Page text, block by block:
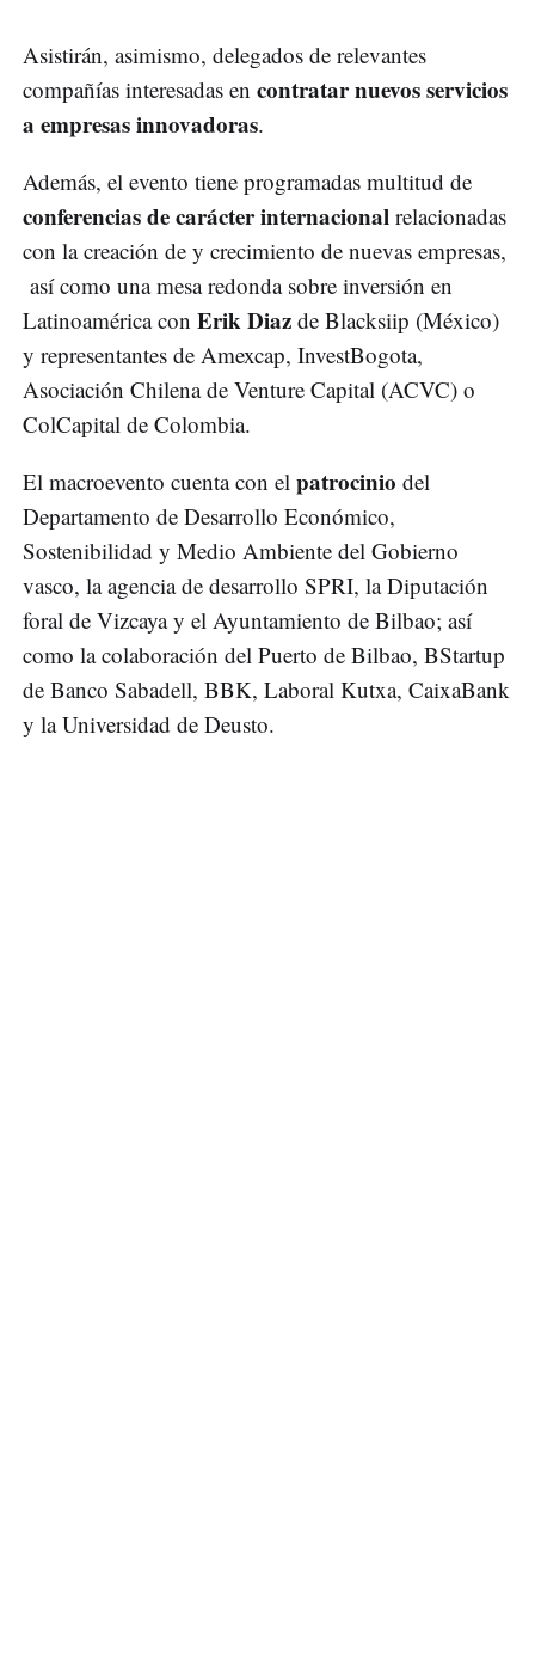
Asistirán, asimismo, delegados de relevantes
compañías interesadas en contratar nuevos servicios
a empresas innovadoras.
Además, el evento tiene programadas multitud de
conferencias de carácter internacional relacionadas
con la creación de y crecimiento de nuevas empresas,
así como una mesa redonda sobre inversión en
Latinoamérica con Erik Diaz de Blacksiip (México)
y representantes de Amexcap, InvestBogota,
Asociación Chilena de Venture Capital (ACVC) o
ColCapital de Colombia.
El macroevento cuenta con el patrocinio del
Departamento de Desarrollo Económico,
Sostenibilidad y Medio Ambiente del Gobierno
vasco, la agencia de desarrollo SPRI, la Diputación
foral de Vizcaya y el Ayuntamiento de Bilbao; así
como la colaboración del Puerto de Bilbao, BStartup
de Banco Sabadell, BBK, Laboral Kutxa, CaixaBank
y la Universidad de Deusto.